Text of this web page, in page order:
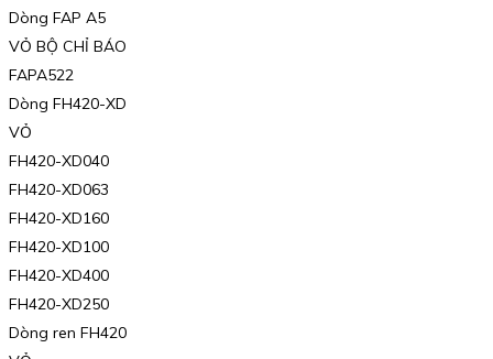
Dòng FAP A5
VỎ BỘ CHỈ BÁO
FAPA522
Dòng FH420-XD
VỎ
FH420-XD040
FH420-XD063
FH420-XD160
FH420-XD100
FH420-XD400
FH420-XD250
Dòng ren FH420